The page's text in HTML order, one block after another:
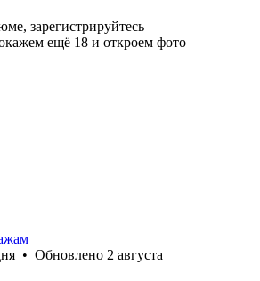
зарегистрируйтесь
ещё 18 и откроем фото
• Обновлено 2 августа